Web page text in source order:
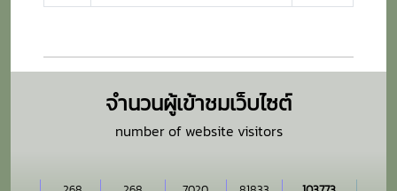
จำนวนผู้เข้าชมเว็บไซต์
number of website visitors